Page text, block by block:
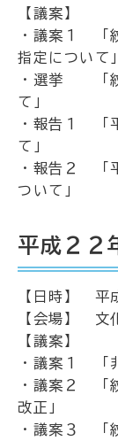
【議案】
・議案１ 「
指定について」
・選挙 「紋
て」
・報告１ 「
て」
・報告２ 「
ついて」
平成２２
【日時】 平
【会場】 文
【議案】
・議案１ 「
・議案２ 「
改正」
・議案３ 「